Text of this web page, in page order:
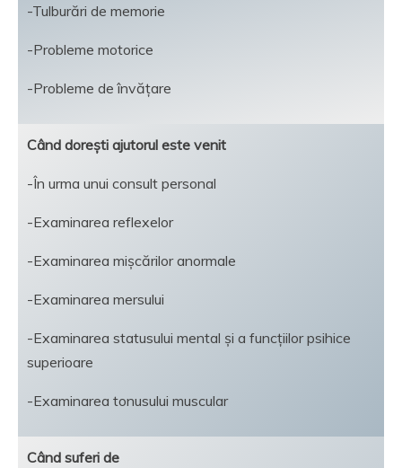
-Tulburări de memorie
-Probleme motorice
-Probleme de învățare
Când dorești ajutorul este venit
-În urma unui consult personal
-Examinarea reflexelor
-Examinarea mișcărilor anormale
-Examinarea mersului
-Examinarea statusului mental și a funcțiilor psihice
superioare
-Examinarea tonusului muscular
Când suferi de